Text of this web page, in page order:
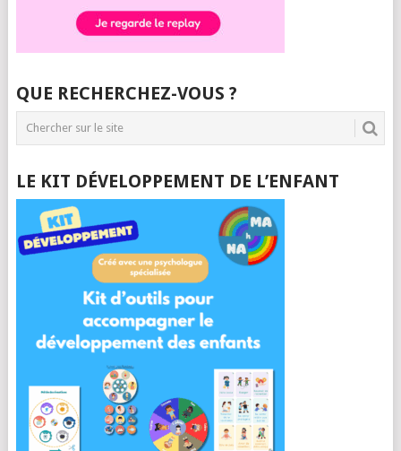
QUE RECHERCHEZ-VOUS ?
LE KIT DÉVELOPPEMENT DE L’ENFANT